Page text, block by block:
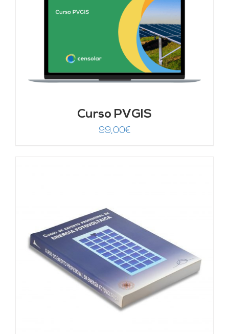
Curso PVGIS
99,00€